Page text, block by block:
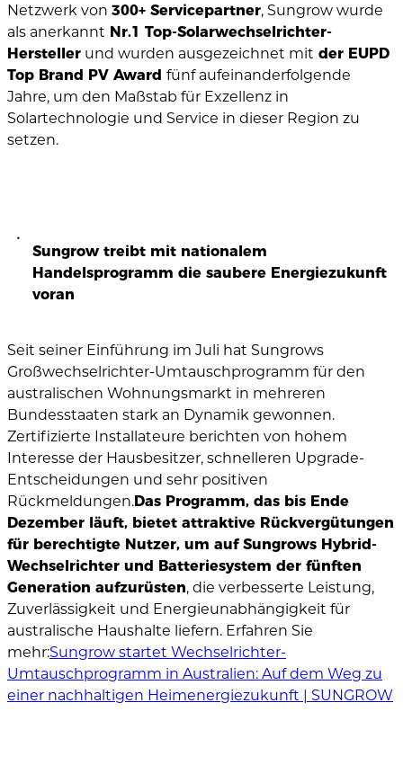
Netzwerk von 300+ Servicepartner, Sungrow wurde
als anerkannt Nr.1 Top-Solarwechselrichter-
Hersteller und wurden ausgezeichnet mit der EUPD
Top Brand PV Award fünf aufeinanderfolgende
Jahre, um den Maßstab für Exzellenz in
Solartechnologie und Service in dieser Region zu
setzen.
Sungrow treibt mit nationalem
Handelsprogramm die saubere Energiezukunft
voran
Seit seiner Einführung im Juli hat Sungrows
Großwechselrichter-Umtauschprogramm für den
australischen Wohnungsmarkt in mehreren
Bundesstaaten stark an Dynamik gewonnen.
Zertifizierte Installateure berichten von hohem
Interesse der Hausbesitzer, schnelleren Upgrade-
Entscheidungen und sehr positiven
Rückmeldungen.Das Programm, das bis Ende
Dezember läuft, bietet attraktive Rückvergütungen
für berechtigte Nutzer, um auf Sungrows Hybrid-
Wechselrichter und Batteriesystem der fünften
Generation aufzurüsten, die verbesserte Leistung,
Zuverlässigkeit und Energieunabhängigkeit für
australische Haushalte liefern. Erfahren Sie
mehr:Sungrow startet Wechselrichter-
Umtauschprogramm in Australien: Auf dem Weg zu
einer nachhaltigen Heimenergiezukunft | SUNGROW